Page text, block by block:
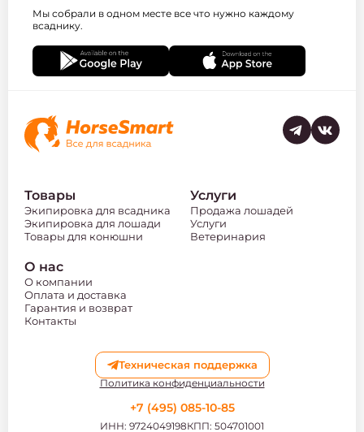
Мы собрали в одном месте все что нужно каждому
всаднику.
Товары
Экипировка для всадника
Экипировка для лошади
Товары для конюшни
Услуги
Продажа лошадей
Услуги
Ветеринария
О нас
О компании
Оплата и доставка
Гарантия и возврат
Контакты
Техническая поддержка
Политика конфиденциальности
+7 (495) 085-10-85
ИНН: 9724049198КПП: 504701001